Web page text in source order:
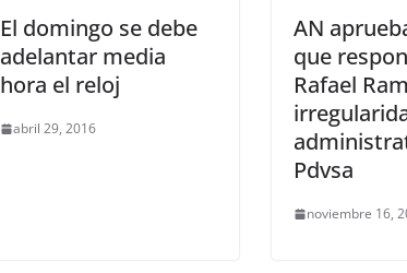
El domingo se debe
adelantar media
hora el reloj
abril 29, 2016
AN
que
Rafael
Pdvsa
noviembre 16,